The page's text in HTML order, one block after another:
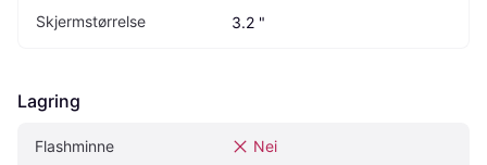
Skjermstørrelse 3.2 "
Lagring
Flashminne Nei